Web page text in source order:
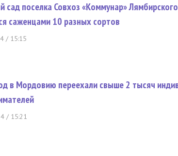
сад поселка Совхоз «Коммунар»
саженцами 10 разных сортов
/ 15:15
в Мордовию переехали свыше 2 тысяч
/ 15:21